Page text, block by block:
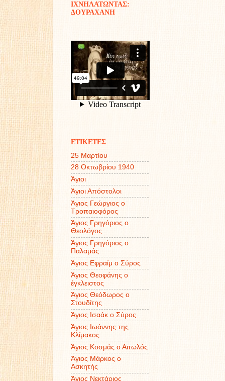
ΙΧΝΗΛΑΤΩΝΤΑΣ:
ΔΟΥΡΑΧΑΝΗ
ΕΤΙΚΕΤΕΣ
25 Μαρτίου
28 Οκτωβρίου 1940
Άγιοι
Άγιοι Απόστολοι
Άγιος Γεώργιος ο
Τροπαιοφόρος
Άγιος Γρηγόριος ο
Θεολόγος
Άγιος Γρηγόριος ο
Παλαμάς
Άγιος Εφραίμ ο Σύρος
Άγιος Θεοφάνης ο
έγκλειστος
Άγιος Θεόδωρος ο
Στουδίτης
Άγιος Ισαάκ ο Σύρος
Άγιος Ιωάννης της
Κλίμακος
Άγιος Κοσμάς ο Αιτωλός
Άγιος Μάρκος ο
Ασκητής
Άγιος Νεκτάριος